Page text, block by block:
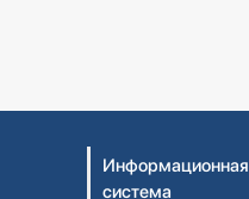
Информационная
система